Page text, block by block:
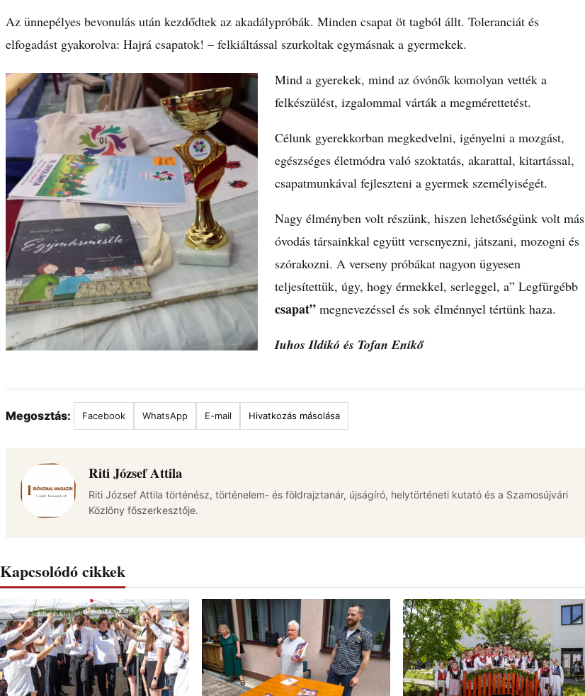
Az ünnepélyes bevonulás után kezdődtek az akadálypróbák. Minden csapat öt tagból állt. Toleranciát és
elfogadást gyakorolva: Hajrá csapatok! – felkiáltással szurkoltak egymásnak a gyermekek.
Mind a gyerekek, mind az óvónők komolyan vették a
felkészülést, izgalommal várták a megmérettetést.
Célunk gyerekkorban megkedvelni, igényelni a mozgást,
egészséges életmódra való szoktatás, akarattal, kitartással,
csapatmunkával fejleszteni a gyermek személyiségét.
Nagy élményben volt részünk, hiszen lehetőségünk volt más
óvodás társainkkal együtt versenyezni, játszani, mozogni és
szórakozni. A verseny próbákat nagyon ügyesen
teljesítettük, úgy, hogy érmekkel, serleggel, a” Legfürgébb
csapat” megnevezéssel és sok élménnyel tértünk haza.
Iuhos Ildikó és Tofan Enikő
Megosztás: Facebook WhatsApp E-mail Hivatkozás másolása
Riti József Attila
Riti József Attila történész, történelem- és földrajztanár, újságíró, helytörténeti kutató és a Szamosújvári
Közlöny főszerkesztője.
Kapcsolódó cikkek